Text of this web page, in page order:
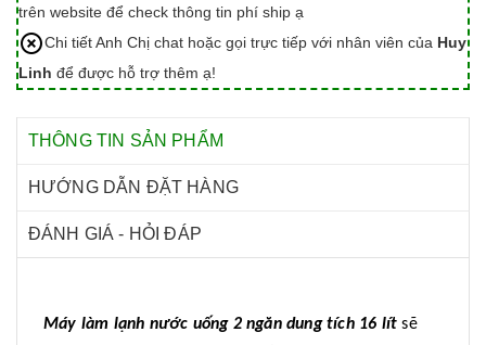
trên website để check thông tin phí ship ạ
Chi tiết Anh Chị chat hoặc gọi trực tiếp với nhân viên của Huy
Linh để được hỗ trợ thêm ạ!
THÔNG TIN SẢN PHẨM
HƯỚNG DẪN ĐẶT HÀNG
ĐÁNH GIÁ - HỎI ĐÁP
Máy làm lạnh nước uống 2 ngăn dung tích 16 lít sẽ